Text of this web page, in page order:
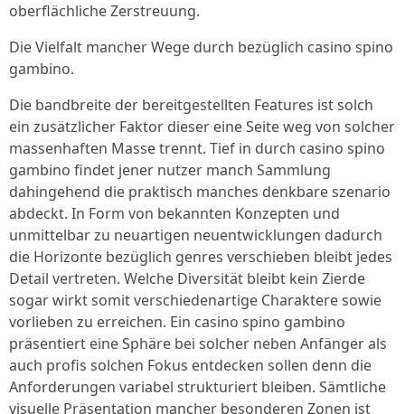
oberflächliche Zerstreuung.
Die Vielfalt mancher Wege durch bezüglich casino spino
gambino.
Die bandbreite der bereitgestellten Features ist solch
ein zusätzlicher Faktor dieser eine Seite weg von solcher
massenhaften Masse trennt. Tief in durch casino spino
gambino findet jener nutzer manch Sammlung
dahingehend die praktisch manches denkbare szenario
abdeckt. In Form von bekannten Konzepten und
unmittelbar zu neuartigen neuentwicklungen dadurch
die Horizonte bezüglich genres verschieben bleibt jedes
Detail vertreten. Welche Diversität bleibt kein Zierde
sogar wirkt somit verschiedenartige Charaktere sowie
vorlieben zu erreichen. Ein casino spino gambino
präsentiert eine Sphäre bei solcher neben Anfänger als
auch profis solchen Fokus entdecken sollen denn die
Anforderungen variabel strukturiert bleiben. Sämtliche
visuelle Präsentation mancher besonderen Zonen ist